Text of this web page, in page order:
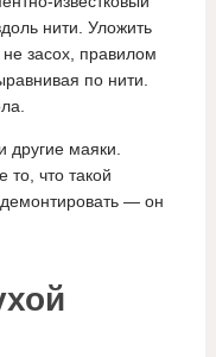
нити. Уложить
засох, правилом
по нити.
другие маяки.
то, что такой
— он